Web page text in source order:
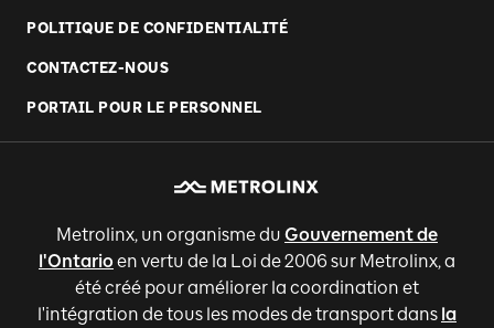
POLITIQUE DE CONFIDENTIALITÉ
CONTACTEZ-NOUS
PORTAIL POUR LE PERSONNEL
Metrolinx, un organisme du Gouvernement de
l'Ontario en vertu de la Loi de 2006 sur Metrolinx, a
été créé pour améliorer la coordination et
l'intégration de tous les modes de transport dans la